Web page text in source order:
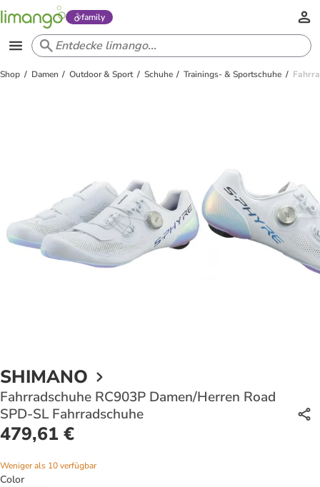
family
Shop Damen Outdoor & Sport Schuhe Trainings- & Sportschuhe
SHIMANO
Fahrradschuhe RC903P Damen/Herren Road
SPD-SL Fahrradschuhe
479,61 €
Weniger als 10 verfügbar
Color